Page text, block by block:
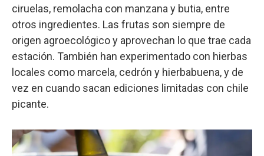
ciruelas, remolacha con manzana y butia, entre
otros ingredientes. Las frutas son siempre de
origen agroecológico y aprovechan lo que trae cada
estación. También han experimentado con hierbas
locales como marcela, cedrón y hierbabuena, y de
vez en cuando sacan ediciones limitadas con chile
picante.